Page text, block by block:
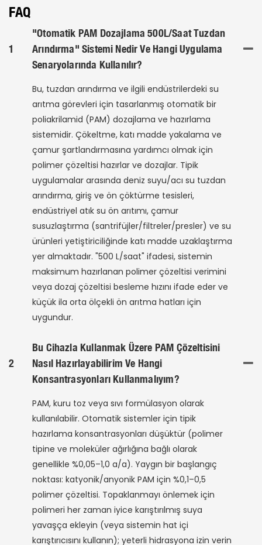
FAQ
1
"Otomatik PAM Dozajlama 500L/saat Tuzdan
Arındırma" Sistemi Nedir Ve Hangi Uygulama
Senaryolarında Kullanılır?
Bu, tuzdan arındırma ve ilgili endüstrilerdeki su
arıtma görevleri için tasarlanmış otomatik bir
poliakrilamid (PAM) dozajlama ve hazırlama
sistemidir. Çökeltme, katı madde yakalama ve
çamur şartlandırmasına yardımcı olmak için
polimer çözeltisi hazırlar ve dozajlar. Tipik
uygulamalar arasında deniz suyu/acı su tuzdan
arındırma, giriş ve ön çöktürme tesisleri,
endüstriyel atık su ön arıtımı, çamur
susuzlaştırma (santrifüjler/filtreler/presler) ve su
ürünleri yetiştiriciliğinde katı madde uzaklaştırma
yer almaktadır. "500 L/saat" ifadesi, sistemin
maksimum hazırlanan polimer çözeltisi verimini
veya dozaj çözeltisi besleme hızını ifade eder ve
küçük ila orta ölçekli ön arıtma hatları için
uygundur.
2
Bu Cihazla Kullanmak Üzere PAM Çözeltisini
Nasıl Hazırlayabilirim Ve Hangi
Konsantrasyonları Kullanmalıyım?
PAM, kuru toz veya sıvı formülasyon olarak
kullanılabilir. Otomatik sistemler için tipik
hazırlama konsantrasyonları düşüktür (polimer
tipine ve moleküler ağırlığına bağlı olarak
genellikle %0,05–1,0 a/a). Yaygın bir başlangıç ​​
noktası: katyonik/anyonik PAM için %0,1–0,5
polimer çözeltisi. Topaklanmayı önlemek için
polimeri her zaman iyice karıştırılmış suya
yavaşça ekleyin (veya sistemin hat içi
karıştırıcısını kullanın); yeterli hidrasyona izin verin